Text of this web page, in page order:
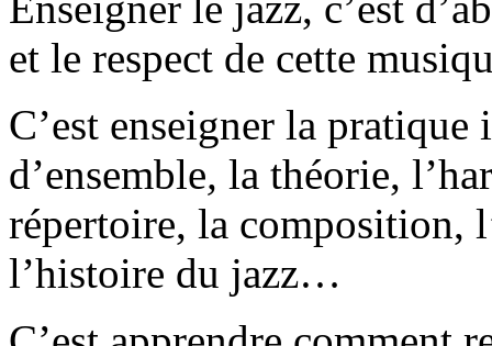
et le respect de cette
C’est enseigner la
d’ensemble, la théorie,
répertoire, la composition,
l’histoire du jazz…